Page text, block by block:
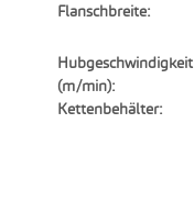
Flanschbreite:
Hubgeschwindigkeit
(m/min):
Kettenbehälter: